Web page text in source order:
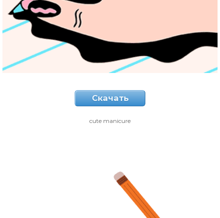
Скачать
cute manicure